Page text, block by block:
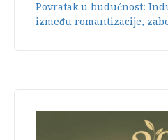
Povratak u budućnost:
između romantizacije,